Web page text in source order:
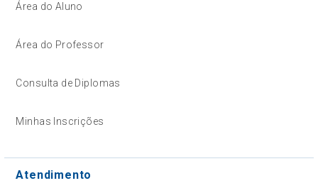
Área do Aluno
Área do Professor
Consulta de Diplomas
Minhas Inscrições
Atendimento